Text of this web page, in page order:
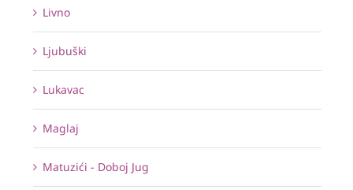
Livno
Ljubuški
Lukavac
Maglaj
Matuzići - Doboj Jug